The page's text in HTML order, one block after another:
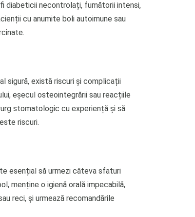
diabeticii necontrolați, fumătorii intensi,
cu anumite boli autoimune sau
sigură, există riscuri și complicații
eșecul osteointegrării sau reacțiile
stomatologic cu experiență și să
riscuri.
esențial să urmezi câteva sfaturi
menține o igienă orală impecabilă,
reci, și urmează recomandările